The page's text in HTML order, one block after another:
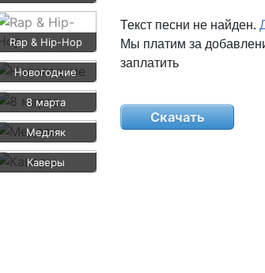
Текст песни не найден.
Мы платим за
заплатить
Скачать
Rap & Hip-Hop
Новогодние
8 марта
Медляк
Каверы